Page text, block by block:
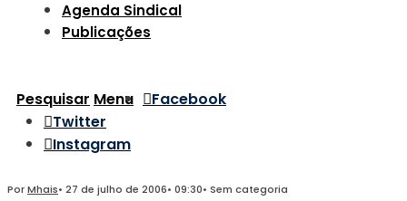
Agenda Sindical
Publicações
Pesquisar Menu
Facebook
Twitter
Instagram
PorMhais• 27 de julho de 2006• 09:30• Sem categoria